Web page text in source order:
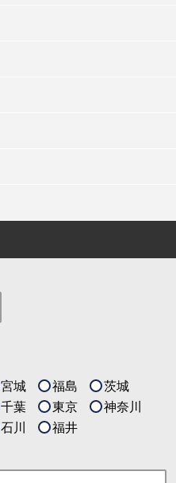
宮城 福島
茨城
千葉 東京
神奈川
石川 福井